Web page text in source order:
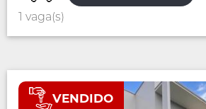
1 vaga(s)
VENDIDO